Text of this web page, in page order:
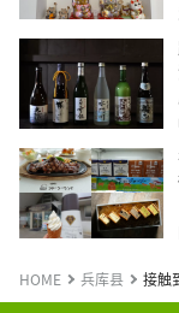
HOME 兵库县 接触